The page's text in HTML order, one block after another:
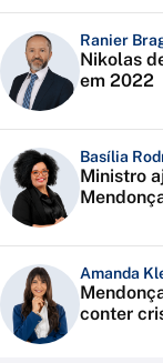
Ranier
Nikolas
em 2022
Basília
Ministro
Amanda
conter